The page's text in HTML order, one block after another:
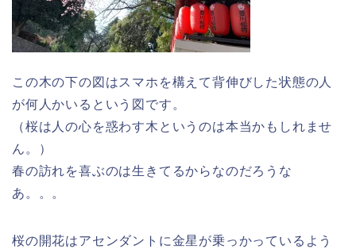
この木の下の図はスマホを構えて背伸びした状態の人
が何人かいるという図です。
（桜は人の心を惑わす木というのは本当かもしれませ
ん。）
春の訪れを喜ぶのは生きてるからなのだろうな
あ。。。
桜の開花はアセンダントに金星が乗っかっているよう